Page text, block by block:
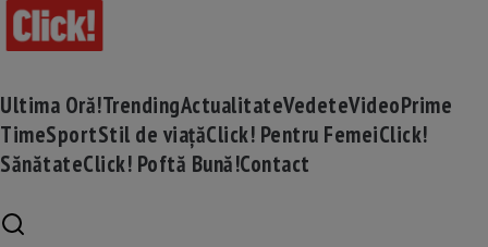
Ultima Oră!TrendingActualitateVedeteVideoPrime
TimeSportStil de viațăClick! Pentru FemeiClick!
SănătateClick! Poftă Bună!Contact